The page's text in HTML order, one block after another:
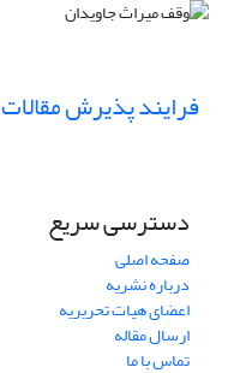
فرایند پذیرش مقالات
دسترسی سریع
صفحه اصلی
درباره نشریه
اعضای هیات تحریریه
ارسال مقاله
تماس با ما